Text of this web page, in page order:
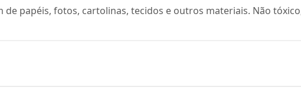
de papéis, fotos, cartolinas, tecidos e outros materiais. Não